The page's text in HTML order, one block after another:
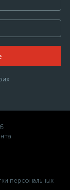
персональных